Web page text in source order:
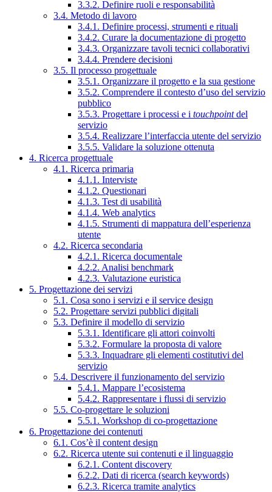
3.3.2. Definire ruoli e responsabilità
3.4. Metodo di lavoro
3.4.1. Definire processi, strumenti e rituali
3.4.2. Curare la documentazione di progetto
3.4.3. Organizzare tavoli tecnici collaborativi
3.4.4. Prendere decisioni
3.5. Il processo progettuale
3.5.1. Organizzare il progetto e la sua gestione
3.5.2. Comprendere il contesto d’uso del servizio
pubblico
3.5.3. Progettare i processi e i touchpointdel
servizio
3.5.4. Realizzare l’interfaccia utente del servizio
3.5.5. Validare la soluzione ottenuta
4. Ricerca progettuale
4.1. Ricerca primaria
4.1.1. Interviste
4.1.2. Questionari
4.1.3. Test di usabilità
4.1.4. Web analytics
4.1.5. Strumenti di mappatura dell’esperienza
utente
4.2. Ricerca secondaria
4.2.1. Ricerca documentale
4.2.2. Analisi benchmark
4.2.3. Valutazione euristica
5. Progettazione dei servizi
5.1. Cosa sono i servizi e il service design
5.2. Progettare servizi pubblici digitali
5.3. Definire il modello di servizio
5.3.1. Identificare gli attori coinvolti
5.3.2. Formulare la proposta di valore
5.3.3. Inquadrare gli elementi costitutivi del
servizio
5.4. Descrivere il funzionamento del servizio
5.4.1. Mappare l’ecosistema
5.4.2. Rappresentare i flussi di servizio
5.5. Co-progettare le soluzioni
5.5.1. Workshop di co-progettazione
6. Progettazione dei contenuti
6.1. Cos’è il content design
6.2. Ricerca utente sui contenuti e il linguaggio
6.2.1. Content discovery
6.2.2. Dati di ricerca (search keywords)
6.2.3. Ricerca tramite analytics